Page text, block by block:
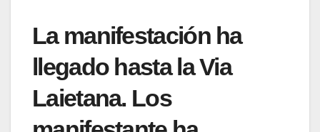
La manifestación ha
llegado hasta la Via
Laietana. Los